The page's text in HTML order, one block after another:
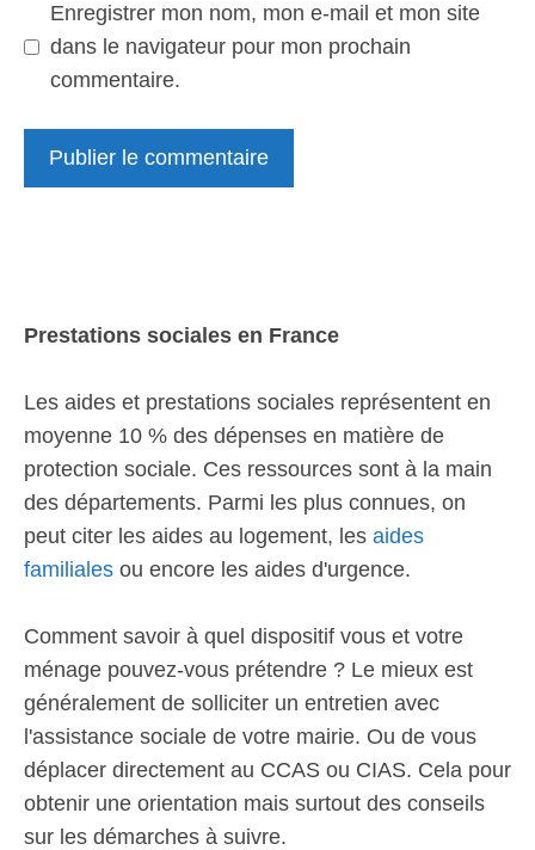
Enregistrer mon nom, mon e-mail et mon site
dans le navigateur pour mon prochain
commentaire.
Prestations sociales en France
Les aides et prestations sociales représentent en
moyenne 10 % des dépenses en matière de
protection sociale. Ces ressources sont à la main
des départements. Parmi les plus connues, on
peut citer les aides au logement, les aides
familiales ou encore les aides d'urgence.
Comment savoir à quel dispositif vous et votre
ménage pouvez-vous prétendre ? Le mieux est
généralement de solliciter un entretien avec
l'assistance sociale de votre mairie. Ou de vous
déplacer directement au CCAS ou CIAS. Cela pour
obtenir une orientation mais surtout des conseils
sur les démarches à suivre.